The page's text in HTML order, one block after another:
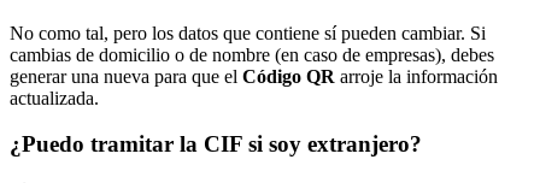
No como tal, pero los datos que contiene sí pueden cambiar. Si
cambias de domicilio o de nombre (en caso de empresas), debes
generar una nueva para que el Código QR arroje la información
actualizada.
¿Puedo tramitar la CIF si soy extranjero?